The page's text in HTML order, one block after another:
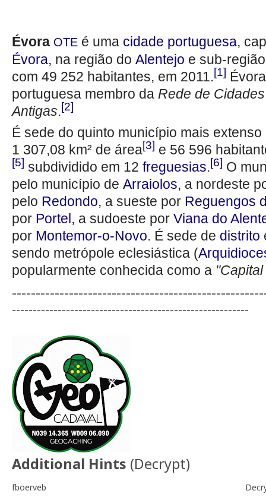
Évora OTE é uma cidade portuguesa,
Évora, na região do Alentejo e sub-
com 49 252 habitantes, em 2011.[1]
portuguesa membro da Rede de
Antigas.[2]
É sede do quinto município mais
1 307,08 km² de área[3] e 56 596
[5] subdividido em 12 freguesias.[6] O
pelo município de Arraiolos, a nordeste
pelo Redondo, a sueste por Reguengos
por Portel , a sudoeste por Viana do
por Montemor-o-Novo. É sede de distrito
sendo metrópole eclesiástica (
popularmente conhecida como a
---------------------------------------------------------
Additional Hints (Decrypt)
fboerveb